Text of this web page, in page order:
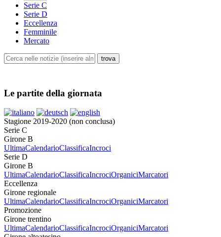
Serie C
Serie D
Eccellenza
Femminile
Mercato
Le partite della giornata
Stagione 2019-2020 (non conclusa)
Serie C
Girone B
UltimaCalendarioClassificaIncroci
Serie D
Girone B
UltimaCalendarioClassificaIncrociOrganiciMarcatori
Eccellenza
Girone regionale
UltimaCalendarioClassificaIncrociOrganiciMarcatori
Promozione
Girone trentino
UltimaCalendarioClassificaIncrociOrganiciMarcatori